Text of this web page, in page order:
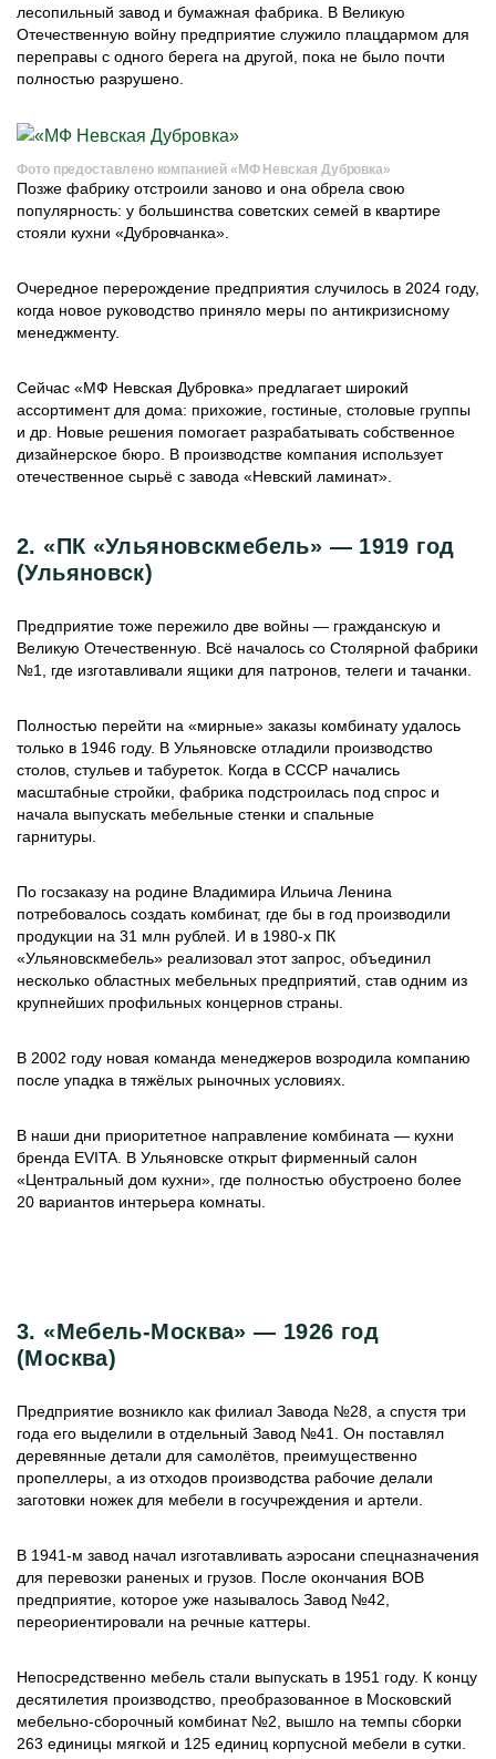
лесопильный завод и бумажная фабрика. В Великую
Отечественную войну предприятие служило плацдармом для
переправы с одного берега на другой, пока не было почти
полностью разрушено.
Фото предоставлено компанией «МФ Невская Дубровка»
Позже фабрику отстроили заново и она обрела свою
популярность: у большинства советских семей в квартире
стояли кухни «Дубровчанка».
Очередное перерождение предприятия случилось в 2024 году,
когда новое руководство приняло меры по антикризисному
менеджменту.
Сейчас «МФ Невская Дубровка» предлагает широкий
ассортимент для дома: прихожие, гостиные, столовые группы
и др. Новые решения помогает разрабатывать собственное
дизайнерское бюро. В производстве компания использует
отечественное сырьё с завода «Невский ламинат».
2. «ПК «Ульяновскмебель» — 1919 год
(Ульяновск)
Предприятие тоже пережило две войны — гражданскую и
Великую Отечественную. Всё началось со Столярной фабрики
№1, где изготавливали ящики для патронов, телеги и тачанки.
Полностью перейти на «мирные» заказы комбинату удалось
только в 1946 году. В Ульяновске отладили производство
столов, стульев и табуреток. Когда в СССР начались
масштабные стройки, фабрика подстроилась под спрос и
начала выпускать мебельные стенки и спальные
гарнитуры.
По госзаказу на родине Владимира Ильича Ленина
потребовалось создать комбинат, где бы в год производили
продукции на 31 млн рублей. И в 1980-х ПК
«Ульяновскмебель» реализовал этот запрос, объединил
несколько областных мебельных предприятий, став одним из
крупнейших профильных концернов страны.
В 2002 году новая команда менеджеров возродила компанию
после упадка в тяжёлых рыночных условиях.
В наши дни приоритетное направление комбината — кухни
бренда EVITA. В Ульяновске открыт фирменный салон
«Центральный дом кухни», где полностью обустроено более
20 вариантов интерьера комнаты.
3. «Мебель-Москва» — 1926 год
(Москва)
Предприятие возникло как филиал Завода №28, а спустя три
года его выделили в отдельный Завод №41. Он поставлял
деревянные детали для самолётов, преимущественно
пропеллеры, а из отходов производства рабочие делали
заготовки ножек для мебели в госучреждения и артели.
В 1941-м завод начал изготавливать аэросани спецназначения
для перевозки раненых и грузов. После окончания ВОВ
предприятие, которое уже называлось Завод №42,
переориентировали на речные каттеры.
Непосредственно мебель стали выпускать в 1951 году. К концу
десятилетия производство, преобразованное в Московский
мебельно-сборочный комбинат №2, вышло на темпы сборки
263 единицы мягкой и 125 единиц корпусной мебели в сутки.